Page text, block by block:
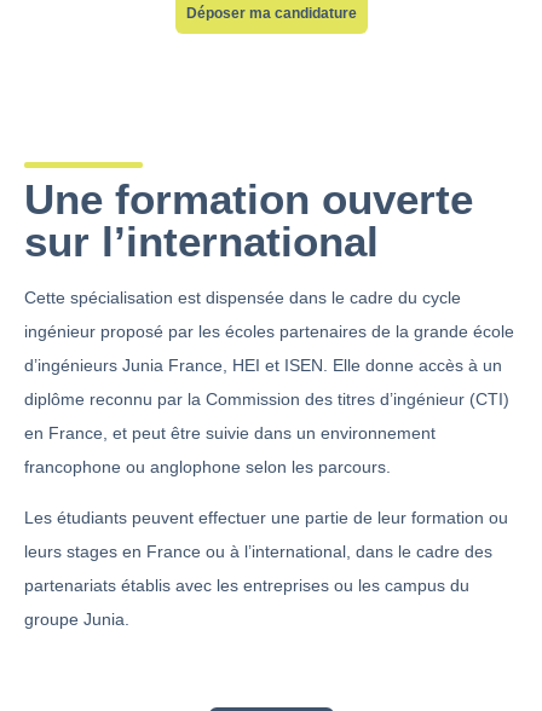
Déposer ma candidature
Une formation ouverte
sur l’international
Cette spécialisation est dispensée dans le cadre du cycle
ingénieur proposé par les écoles partenaires de la grande école
d’ingénieurs Junia France, HEI et ISEN. Elle donne accès à un
diplôme reconnu par la Commission des titres d’ingénieur (CTI)
en France, et peut être suivie dans un environnement
francophone ou anglophone selon les parcours.
Les étudiants peuvent effectuer une partie de leur formation ou
leurs stages en France ou à l’international, dans le cadre des
partenariats établis avec les entreprises ou les campus du
groupe Junia.